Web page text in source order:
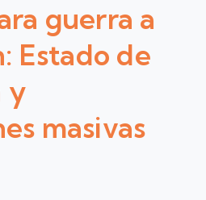
guerra a
Estado de
y
masivas